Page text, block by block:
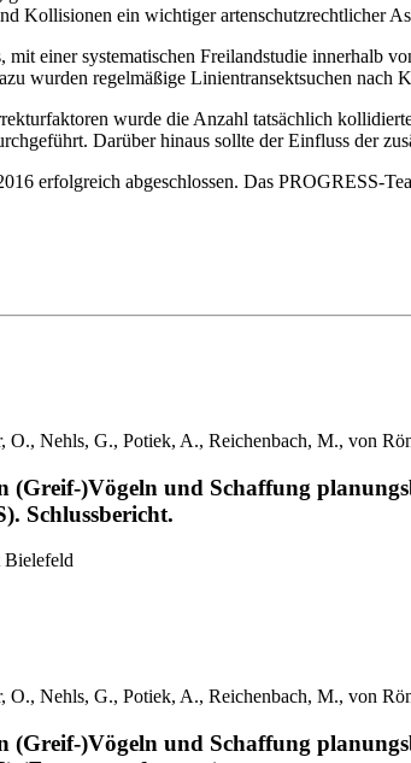
Kollisionen ein wichtiger artenschutzrechtlicher
einer systematischen Freilandstudie innerhalb
wurden regelmäßige Linientransektsuchen nach
wurde die Anzahl tatsächlich
Darüber hinaus sollte der Einfluss der
erfolgreich abgeschlossen. Das PROGRESS-
Nehls, G., Potiek, A., Reichenbach, M., von
)Vögeln und Schaffung
Schlussbericht.
Nehls, G., Potiek, A., Reichenbach, M., von
)Vögeln und Schaffung